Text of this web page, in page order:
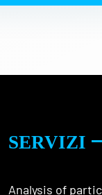
SERVIZI
Analysis of